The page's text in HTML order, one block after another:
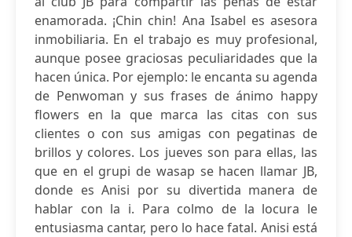
enamorada. ¡Chin chin! Ana Isabel es asesora
inmobiliaria. En el trabajo es muy profesional,
aunque posee graciosas peculiaridades que la
hacen única. Por ejemplo: le encanta su agenda
de Penwoman y sus frases de ánimo happy
flowers en la que marca las citas con sus
clientes o con sus amigas con pegatinas de
brillos y colores. Los jueves son para ellas, las
que en el grupi de wasap se hacen llamar JB,
donde es Anisi por su divertida manera de
hablar con la i. Para colmo de la locura le
entusiasma cantar, pero lo hace fatal. Anisi está